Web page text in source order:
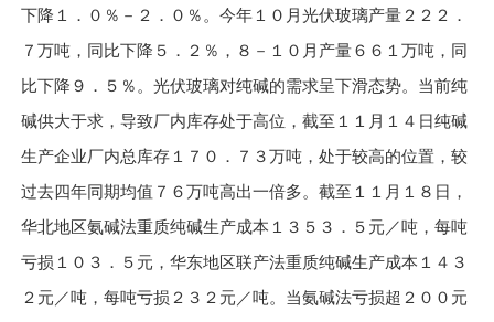
下降１．０％－２．０％。今年１０月光伏玻璃产量２２２．
７万吨，同比下降５．２％，８－１０月产量６６１万吨，同
比下降９．５％。光伏玻璃对纯碱的需求呈下滑态势。当前纯
碱供大于求，导致厂内库存处于高位，截至１１月１４日纯碱
生产企业厂内总库存１７０．７３万吨，处于较高的位置，较
过去四年同期均值７６万吨高出一倍多。截至１１月１８日，
华北地区氨碱法重质纯碱生产成本１３５３．５元／吨，每吨
亏损１０３．５元，华东地区联产法重质纯碱生产成本１４３
２元／吨，每吨亏损２３２元／吨。当氨碱法亏损超２００元